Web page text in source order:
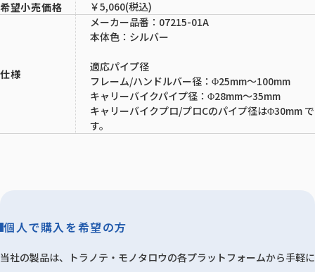
希望小売価格
￥5,060(税込)
仕様
メーカー品番：07215-01A
本体色：シルバー
適応パイプ径
フレーム/ハンドルバー径：Φ25mm～100mm
キャリーバイクパイプ径：Φ28mm～35mm
キャリーバイクプロ/プロCのパイプ径はΦ30mm で
す。
個人で購入を希望の方
当社の製品は、トラノテ・モノタロウの各プラットフォームから手軽に